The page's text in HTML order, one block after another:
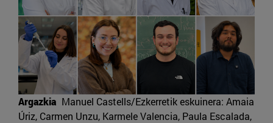
Argazkia Manuel Castells/Ezkerretik eskuinera: Amaia
Úriz, Carmen Unzu, Karmele Valencia, Paula Escalada,